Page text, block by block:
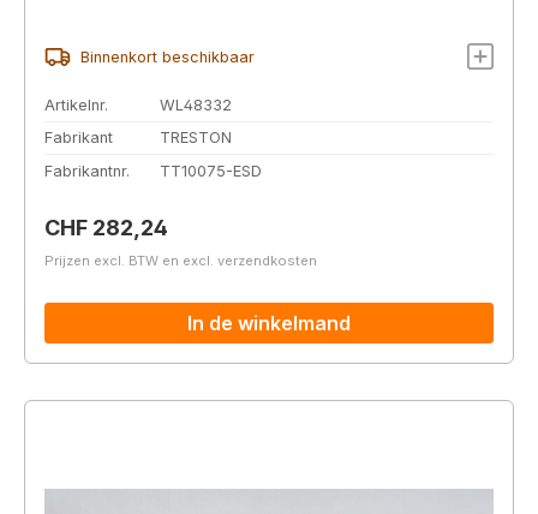
Binnenkort beschikbaar
Artikelnr.
WL48332
Fabrikant
TRESTON
Fabrikantnr.
TT10075-ESD
Normale prijs:
CHF 282,24
Prijzen excl. BTW en excl. verzendkosten
In de winkelmand